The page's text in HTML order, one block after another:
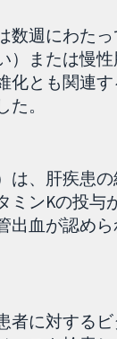
数週にわた
）または慢
化とも関連
。
は、肝疾患
ミンKの投与
出血が認め
者に対する